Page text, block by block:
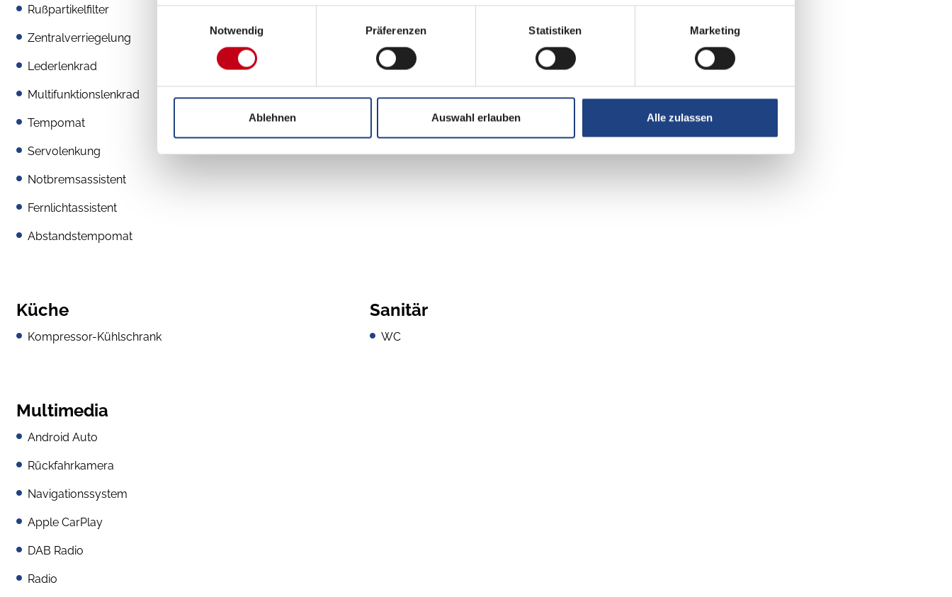
Notwendig
Präferenzen Statistiken Marketing
Ablehnen Auswahl erlauben Alle zulassen
Rußpartikelfilter
Zentralverriegelung
Lederlenkrad
Multifunktionslenkrad
Tempomat
Servolenkung
Notbremsassistent
Fernlichtassistent
Abstandstempomat
Markise
Küche
Kompressor-Kühlschrank
Sanitär
WC
Multimedia
Android Auto
Rückfahrkamera
Navigationssystem
Apple CarPlay
DAB Radio
Radio